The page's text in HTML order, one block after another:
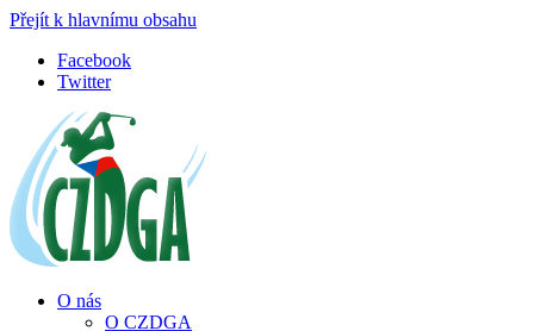
Přejít k hlavnímu obsahu
Facebook
Twitter
O nás
O CZDGA